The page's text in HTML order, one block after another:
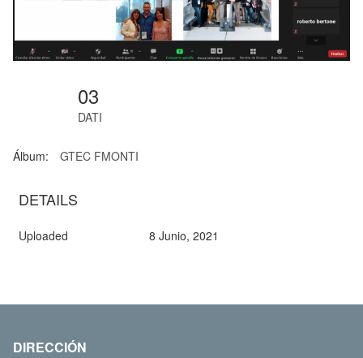
03
DATI
Álbum: GTEC FMONTI
DETAILS
Uploaded 8 Junio, 2021
DIRECCIÓN